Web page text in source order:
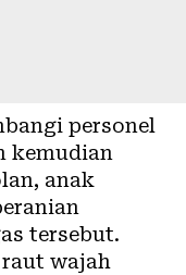
personel
kemudian
anak
tersebut.
wajah